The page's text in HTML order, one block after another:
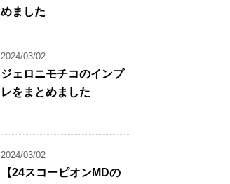
めました
2024/03/02
ジェロニモチコのインプ
レをまとめました
2024/03/02
【24スコーピオンMDの